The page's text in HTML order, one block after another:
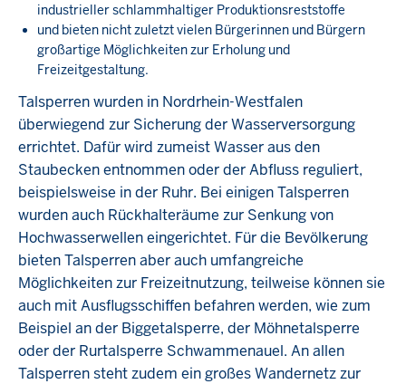
industrieller schlammhaltiger Produktionsreststoffe
und bieten nicht zuletzt vielen Bürgerinnen und Bürgern
großartige Möglichkeiten zur Erholung und
Freizeitgestaltung.
Talsperren wurden in Nordrhein-Westfalen
überwiegend zur Sicherung der Wasserversorgung
errichtet. Dafür wird zumeist Wasser aus den
Staubecken entnommen oder der Abfluss reguliert,
beispielsweise in der Ruhr. Bei einigen Talsperren
wurden auch Rückhalteräume zur Senkung von
Hochwasserwellen eingerichtet. Für die Bevölkerung
bieten Talsperren aber auch umfangreiche
Möglichkeiten zur Freizeitnutzung, teilweise können sie
auch mit Ausflugsschiffen befahren werden, wie zum
Beispiel an der Biggetalsperre, der Möhnetalsperre
oder der Rurtalsperre Schwammenauel. An allen
Talsperren steht zudem ein großes Wandernetz zur